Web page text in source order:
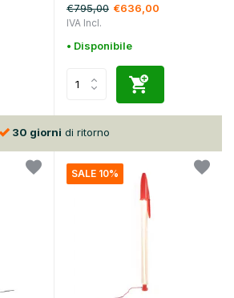
€795,00 €636,00
IVA Incl.
• Disponibile
30 giorni di ritorno
SALE 10%